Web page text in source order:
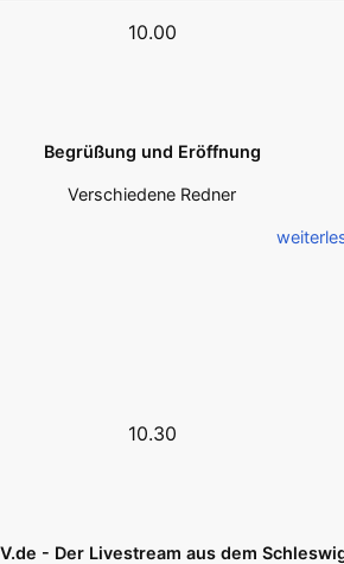
10.00
Begrüßung und Eröffnung
Verschiedene Redner
10.30
- Der Livestream aus dem